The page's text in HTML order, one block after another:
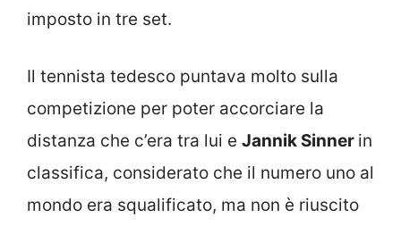
imposto in tre set.
Il tennista tedesco puntava molto sulla
competizione per poter accorciare la
distanza che c’era tra lui e Jannik Sinner in
classifica, considerato che il numero uno al
mondo era squalificato, ma non è riuscito